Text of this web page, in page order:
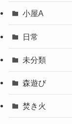
小屋A
日常
未分類
森遊び
焚き火